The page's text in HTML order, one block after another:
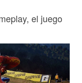
el juego